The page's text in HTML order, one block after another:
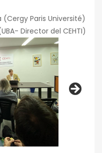
(Cergy Paris Université)
Director del CEHTI)